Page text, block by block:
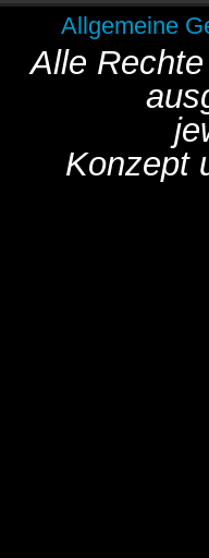
Allgemeine
Alle
Konzept